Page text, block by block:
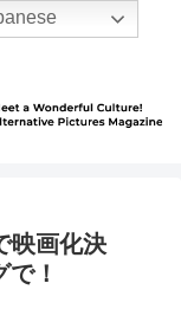
映画化決
！